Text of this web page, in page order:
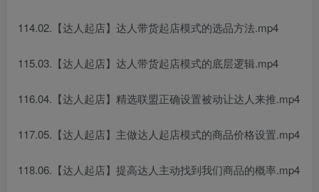
114.02.【达人起店】达人带货起店模式的选品方法.mp4
115.03.【达人起店】达人带货起店模式的底层逻辑.mp4
116.04.【达人起店】精选联盟正确设置被动让达人来推.mp4
117.05.【达人起店】主做达人起店模式的商品价格设置.mp4
118.06.【达人起店】提高达人主动找到我们商品的概率.mp4